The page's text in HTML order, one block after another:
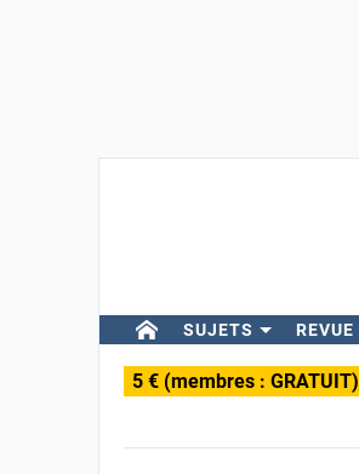
SUJETS REVUE
5 € (membres : GRATUIT)